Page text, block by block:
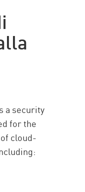
a security
for the
cloud-